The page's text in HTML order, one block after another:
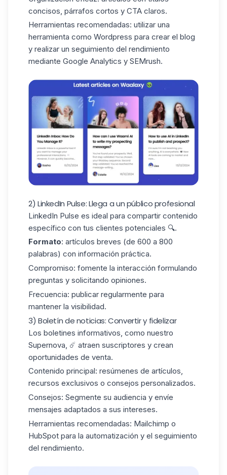
concisos, párrafos cortos y CTA claros.
Herramientas recomendadas: utilizar una
herramienta como Wordpress para crear el blog
y realizar un seguimiento del rendimiento
mediante Google Analytics y SEMrush.
2) LinkedIn Pulse: Llega a un público profesional
LinkedIn Pulse es ideal para compartir contenido
específico con tus clientes potenciales 🔍.
Formato: artículos breves (de 600 a 800
palabras) con información práctica.
Compromiso: fomente la interacción formulando
preguntas y solicitando opiniones.
Frecuencia: publicar regularmente para
mantener la visibilidad.
3) Boletín de noticias: Convertir y fidelizar
Los boletines informativos, como nuestro
Supernova, ☄️ atraen suscriptores y crean
oportunidades de venta.
Contenido principal: resúmenes de artículos,
recursos exclusivos o consejos personalizados.
Consejos: Segmente su audiencia y envíe
mensajes adaptados a sus intereses.
Herramientas recomendadas: Mailchimp o
HubSpot para la automatización y el seguimiento
del rendimiento.